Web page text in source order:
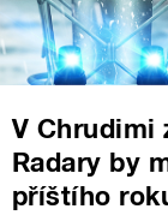
V Chrudimi
Radary by
příštího